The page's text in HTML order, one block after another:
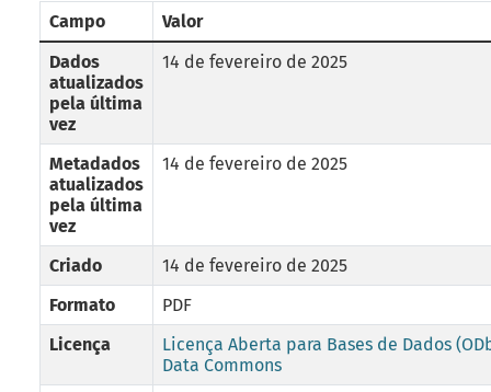
Campo
Valor
Dados
atualizados
pela última
vez
14 de fevereiro de 2025
Metadados
atualizados
pela última
vez
14 de fevereiro de 2025
Criado
14 de fevereiro de 2025
Formato
PDF
Licença
Licença Aberta para Bases de Dados
Data Commons